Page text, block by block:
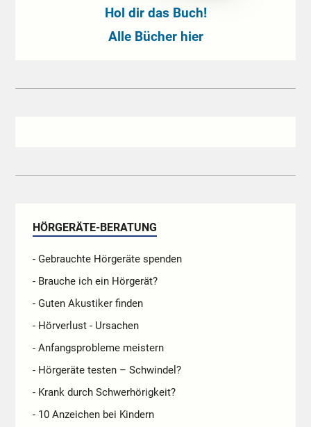
Hol dir das Buch!
Alle Bücher hier
HÖRGERÄTE-BERATUNG
- Gebrauchte Hörgeräte spenden
- Brauche ich ein Hörgerät?
- Guten Akustiker finden
- Hörverlust - Ursachen
- Anfangsprobleme meistern
- Hörgeräte testen – Schwindel?
- Krank durch Schwerhörigkeit?
- 10 Anzeichen bei Kindern